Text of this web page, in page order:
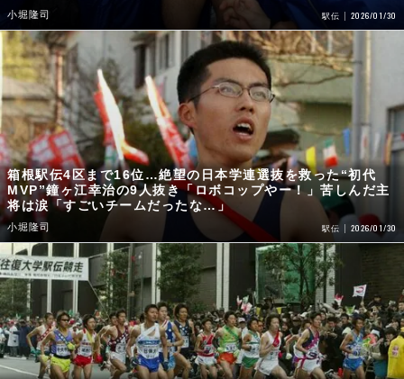
小堀隆司 駅伝 2026/01/30
箱根駅伝4区まで16位…絶望の日本学連選抜を救った“初代
MVP”鐘ヶ江幸治の9人抜き「ロボコップやー！」苦しんだ主
将は涙「すごいチームだったな…」
小堀隆司 駅伝 2026/01/30